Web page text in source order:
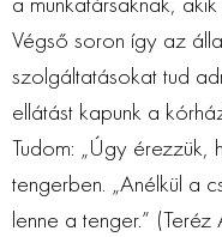
Végső soron így az
szolgáltatásokat tud
ellátást kapunk a
Tudom: „Úgy
tengerben. „Anélkül a
lenne a tenger.”